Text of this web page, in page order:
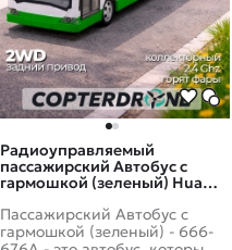
Радиоуправляемый
пассажирский Автобус с
гармошкой (зеленый) Huang
Пассажирский Автобус с
гармошкой (зеленый) - 666-